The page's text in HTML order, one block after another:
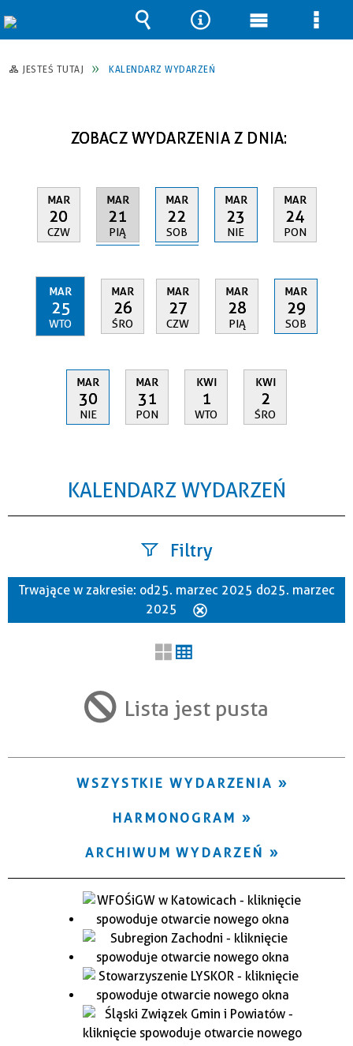
JESTEŚ TUTAJ KALENDARZ WYDARZEŃ
ZOBACZ WYDARZENIA Z DNIA:
MAR
20
CZW
MAR
21
PIĄ
MAR
22
SOB
MAR
23
NIE
MAR
24
PON
MAR
25
WTO
MAR
26
ŚRO
MAR
27
CZW
MAR
28
PIĄ
MAR
29
SOB
MAR
30
NIE
MAR
31
PON
KWI
1
WTO
KWI
2
ŚRO
KALENDARZ WYDARZEŃ
Filtry
Szukana fraza
Trwające w zakresie
Trwające w zakresie: od 25. marzec 2025 do 25. marzec
2025
Lista jest pusta
WSZYSTKIE WYDARZENIA
HARMONOGRAM
ARCHIWUM WYDARZEŃ
Wyszukiwarka
Narzędzia
Menu Menu